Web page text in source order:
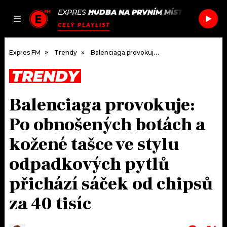
JAK
SEZNAM.CZ
EXPRES HUDBA NA PRVNÍM MÍSTĚ PEGGY
CELÝ PLAYLIST
DOMŮ
ČLÁNKY
HUDBA
ROZHOVORY
#NEBUDUDOMA
PODCASTY
JAK NALADIT
RÁDIO
APLIKACE
Expres FM Trendy Balenciaga provokuje: Po obnošených botách a kožené tašce ve stylu odpadkových pytlů přichází sáček od chipsů za 40 tisíc
TRENDY
Balenciaga provokuje:
Po obnošených botách a
kožené tašce ve stylu
odpadkových pytlů
přichází sáček od chipsů
za 40 tisíc